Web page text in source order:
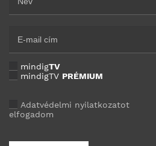
mindigTV
mindigTV PRÉMIUM
Adatvédelmi nyilatkozatot
elfogadom